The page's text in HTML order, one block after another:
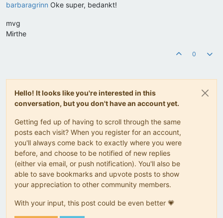
barbaragrinn Oke super, bedankt!
mvg
Mirthe
0
Hello! It looks like you're interested in this
conversation, but you don't have an account yet.
Getting fed up of having to scroll through the same
posts each visit? When you register for an account,
you'll always come back to exactly where you were
before, and choose to be notified of new replies
(either via email, or push notification). You'll also be
able to save bookmarks and upvote posts to show
your appreciation to other community members.
With your input, this post could be even better 💗